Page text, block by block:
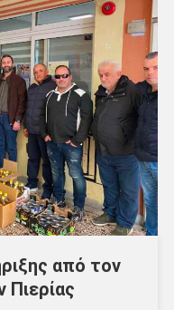
από τον